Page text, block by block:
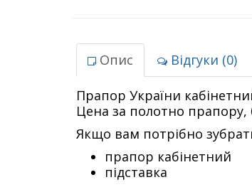
Опис Відгуки (0)
Прапор України
Цена за полотно прапору,
Якщо вам потрібно
прапор кабінетний
підставка